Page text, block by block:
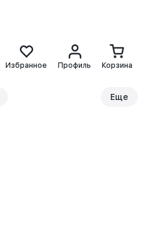
Избранное Профиль Корзина
Еще